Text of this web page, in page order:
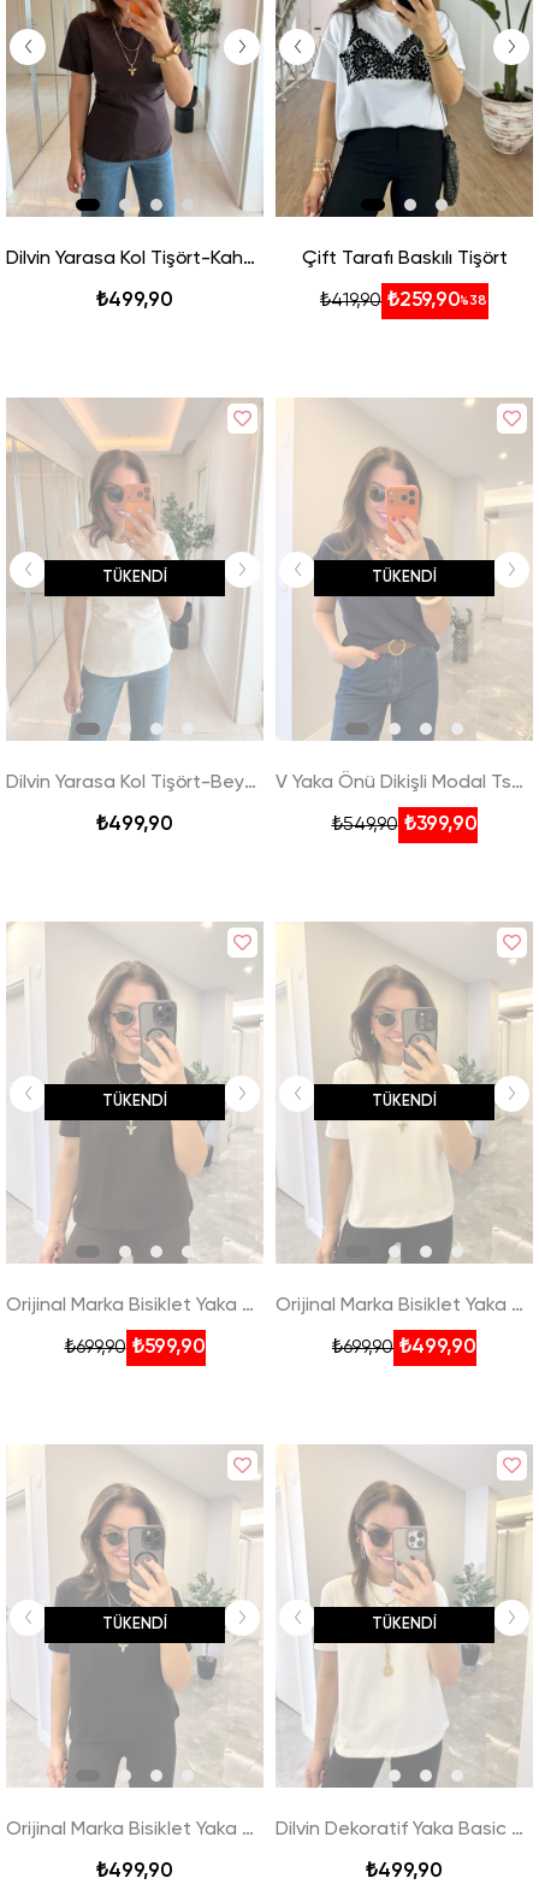
Dilvin Yarasa Kol Tişört-Kahve
₺499,90
Çift Tarafı Baskılı Tişört
%38
₺259,90
₺419,90
TÜKENDI
Dilvin Yarasa Kol Tişört-Beyaz
₺499,90
TÜKENDI
V Yaka Önü Dikişli Modal Tshirt - Lacivert
₺399,90
₺549,90
TÜKENDI
Orijinal Marka Bisiklet Yaka Basic Tshirt - Kahverengi
₺599,90
₺699,90
TÜKENDI
Orijinal Marka Bisiklet Yaka Basic Tshirt - Beyaz
₺499,90
₺699,90
TÜKENDI
Orijinal Marka Bisiklet Yaka Basic Tshirt - Siyah
₺499,90
TÜKENDI
Dilvin Dekoratif Yaka Basic Tshirt - Beyaz
₺499,90